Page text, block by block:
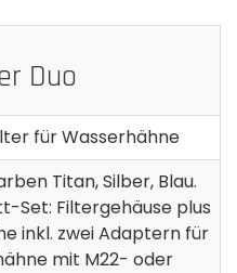
Duo
für Wasserhähne
Titan, Silber, Blau.
Set: Filtergehäuse plus
inkl. zwei Adaptern für
mit M22- oder